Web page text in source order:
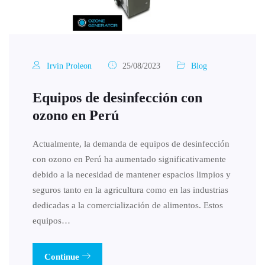
Irvin Proleon 25/08/2023 Blog
Equipos de desinfección con
ozono en Perú
Actualmente, la demanda de equipos de desinfección
con ozono en Perú ha aumentado significativamente
debido a la necesidad de mantener espacios limpios y
seguros tanto en la agricultura como en las industrias
dedicadas a la comercialización de alimentos. Estos
equipos…
Continue